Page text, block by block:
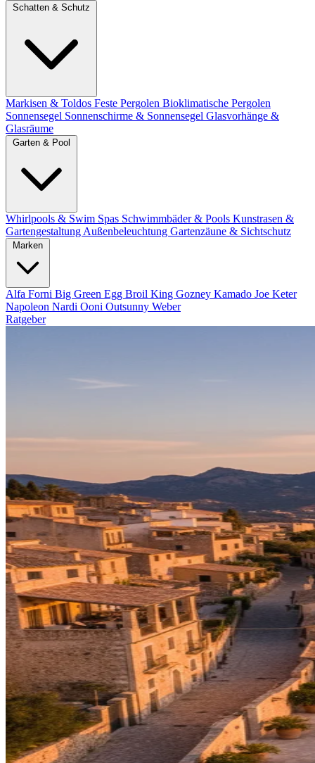
Markisen & Toldos Feste Pergolen Bioklimatische Pergolen
Sonnensegel Sonnenschirme & Sonnensegel Glasvorhänge &
Glasräume
Whirlpools & Swim Spas Schwimmbäder & Pools Kunstrasen &
Gartengestaltung Außenbeleuchtung Gartenzäune & Sichtschutz
Alfa Forni Big Green Egg Broil King Gozney Kamado Joe Keter
Napoleon Nardi Ooni Outsunny Weber
Ratgeber